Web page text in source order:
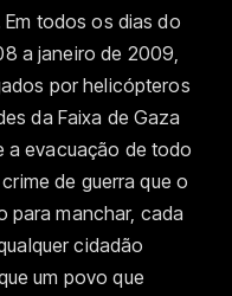
todos os dias do
a janeiro de 2009,
por helicópteros
da Faixa de Gaza
a evacuação de todo
de guerra que o
para manchar, cada
cidadão
um povo que